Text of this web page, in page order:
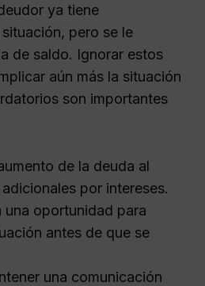
ya tiene
pero se le
de saldo. Ignorar estos
aún más la situación
son importantes
de la deuda al
por intereses.
una oportunidad para
antes de que se
una comunicación